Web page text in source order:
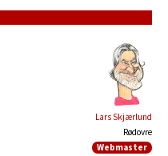
Lars Skjærlund
Rødovre
Webmaster